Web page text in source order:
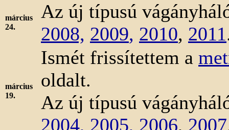
március
24.
Az új típusú
2008, 2009, 2010, 2011
március
19.
Ismét frissítettem a
oldalt.
Az új típusú
2004, 2005, 2006, 2007